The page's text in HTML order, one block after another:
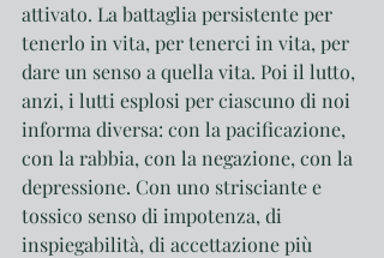
attivato. La battaglia persistente per
tenerlo in vita, per tenerci in vita, per
dare un senso a quella vita. Poi il lutto,
anzi, i lutti esplosi per ciascuno di noi
informa diversa: con la pacificazione,
con la rabbia, con la negazione, con la
depressione. Con uno strisciante e
tossico senso di impotenza, di
inspiegabilità, di accettazione più